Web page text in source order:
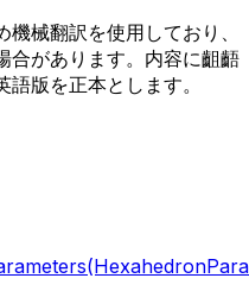
械翻訳を使用しており、
合があります。内容に齟齬
版を正本とします。